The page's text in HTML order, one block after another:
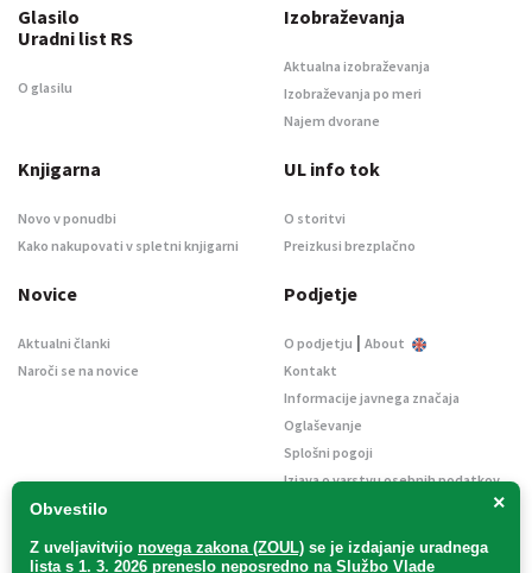
×
Obvestilo
Z uveljavitvijo novega zakona (ZOUL) se je izdajanje uradnega
lista s 1. 3. 2026 preneslo neposredno na Službo Vlade
Glasilo
Uradni list RS
O glasilu
Izobraževanja
Aktualna izobraževanja
Izobraževanja po meri
Najem dvorane
Knjigarna
Novo v ponudbi
Kako nakupovati v spletni knjigarni
UL info tok
O storitvi
Preizkusi brezplačno
Novice
Aktualni članki
Naroči se na novice
Podjetje
O podjetju | About
Kontakt
Informacije javnega značaja
Oglaševanje
Splošni pogoji
Izjava o varstvu osebnih podatkov